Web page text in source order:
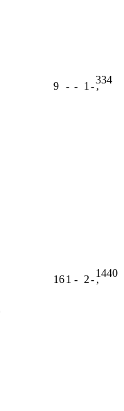
9 - - 1 -
334
ʼ
161 - 2-
1440
ʼ